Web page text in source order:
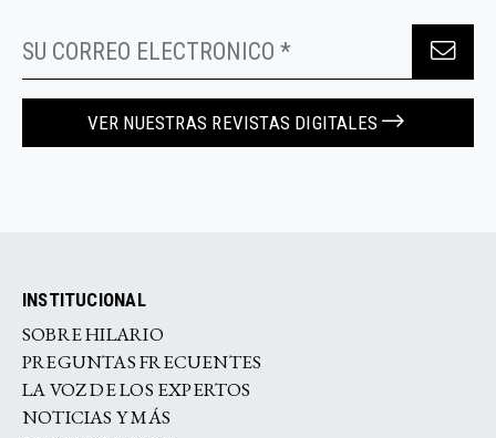
VER NUESTRAS REVISTAS DIGITALES
INSTITUCIONAL
SOBRE HILARIO
PREGUNTAS FRECUENTES
LA VOZ DE LOS EXPERTOS
NOTICIAS Y MÁS